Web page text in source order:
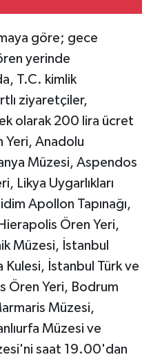
göre; gece
yerinde
T.C. kimlik
ziyaretçiler,
olarak 200 lira ücret
Yeri, Anadolu
Müzesi, Aspendos
Likya Uygarlıkları
Apollon Tapınağı,
Ören Yeri,
Müzesi, İstanbul
İstanbul Türk ve
Ören Yeri, Bodrum
Müzesi,
Müzesi ve
saat 19.00'dan